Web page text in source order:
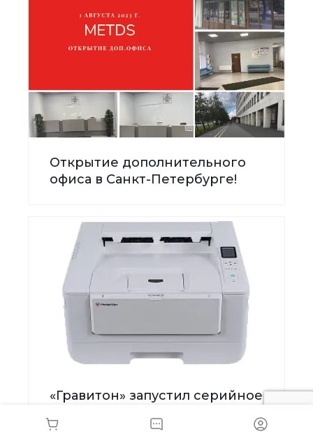
Открытие дополнительного
офиса в Санкт-Петербурге!
«Гравитон» запустил серийное
устройств. С 9 июля